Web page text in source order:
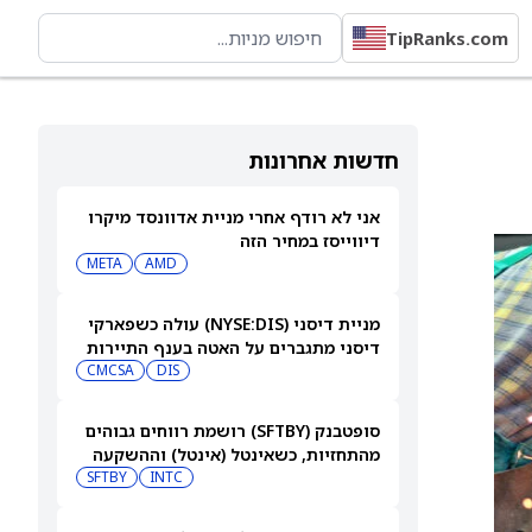
TipRanks.com
חדשות אחרונות
אני לא רודף אחרי מניית אדוונסד מיקרו
דיווייסז במחיר הזה
AMD
META
מניית דיסני (NYSE:DIS) עולה כשפארקי
דיסני מתגברים על האטה בענף התיירות
DIS
CMCSA
סופטבנק (SFTBY) רושמת רווחים גבוהים
מהתחזיות, כשאינטל (אינטל) וההשקעה
INTC
SFTBY